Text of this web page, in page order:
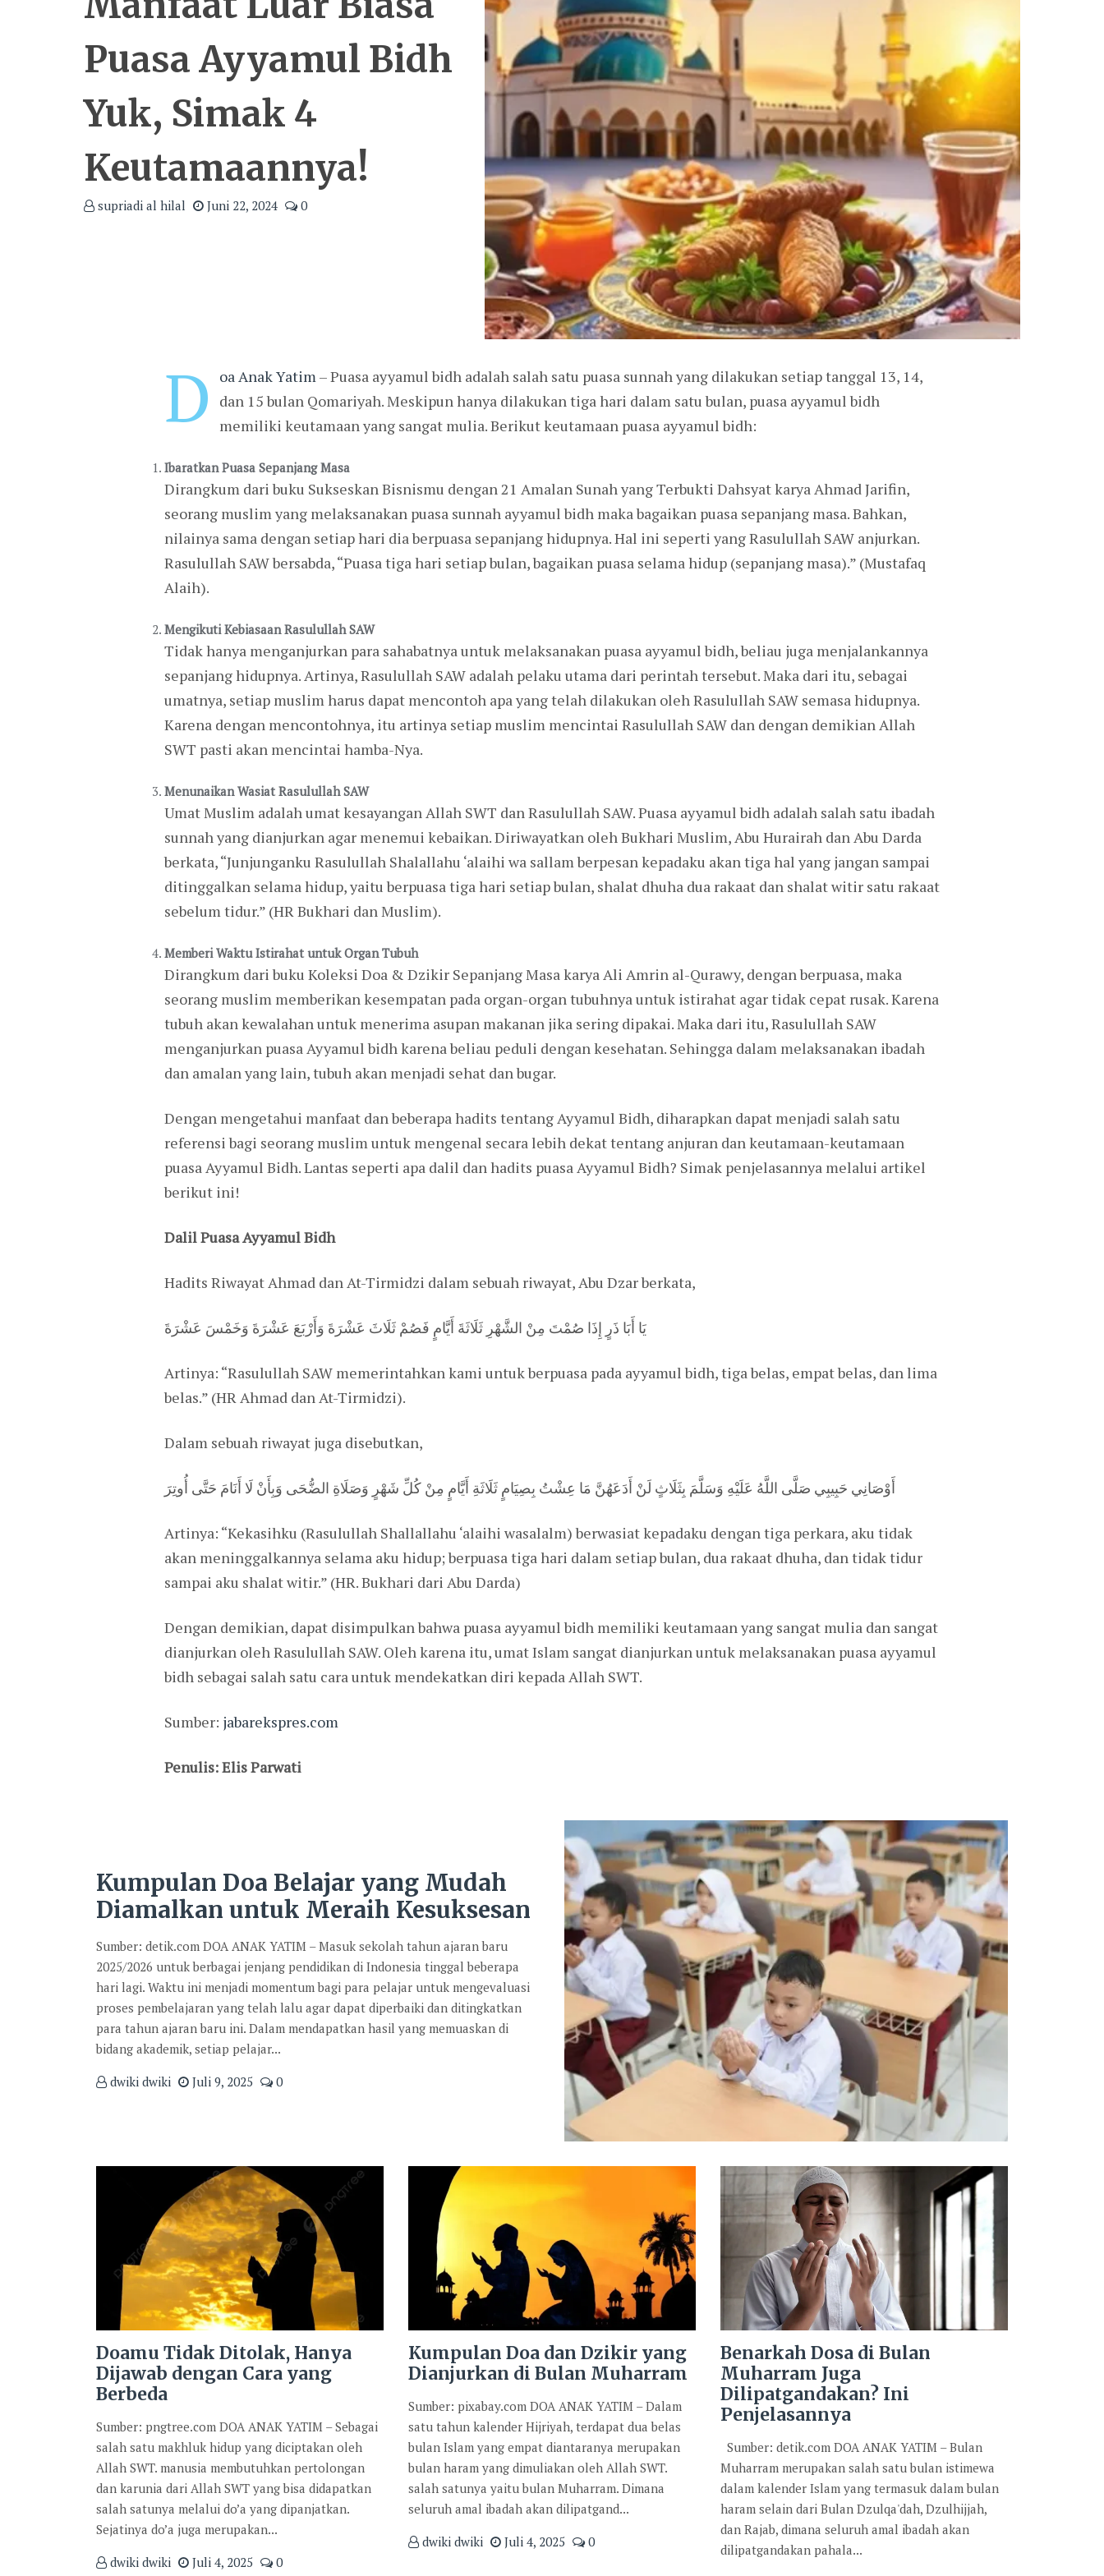
Puasa Ayyamul Bidh
Yuk, Simak 4
Keutamaannya!
supriadi al hilal Juni 22, 2024 0
D oa Anak Yatim – Puasa ayyamul bidh adalah salah satu puasa sunnah yang dilakukan setiap tanggal 13, 14,
dan 15 bulan Qomariyah. Meskipun hanya dilakukan tiga hari dalam satu bulan, puasa ayyamul bidh
memiliki keutamaan yang sangat mulia. Berikut keutamaan puasa ayyamul bidh:
Ibaratkan Puasa Sepanjang Masa
Dirangkum dari buku Sukseskan Bisnismu dengan 21 Amalan Sunah yang Terbukti Dahsyat karya Ahmad Jarifin,
seorang muslim yang melaksanakan puasa sunnah ayyamul bidh maka bagaikan puasa sepanjang masa. Bahkan,
nilainya sama dengan setiap hari dia berpuasa sepanjang hidupnya. Hal ini seperti yang Rasulullah SAW anjurkan.
Rasulullah SAW bersabda, “Puasa tiga hari setiap bulan, bagaikan puasa selama hidup (sepanjang masa).” (Mustafaq
Alaih).
Mengikuti Kebiasaan Rasulullah SAW
Tidak hanya menganjurkan para sahabatnya untuk melaksanakan puasa ayyamul bidh, beliau juga menjalankannya
sepanjang hidupnya. Artinya, Rasulullah SAW adalah pelaku utama dari perintah tersebut. Maka dari itu, sebagai
umatnya, setiap muslim harus dapat mencontoh apa yang telah dilakukan oleh Rasulullah SAW semasa hidupnya.
Karena dengan mencontohnya, itu artinya setiap muslim mencintai Rasulullah SAW dan dengan demikian Allah
SWT pasti akan mencintai hamba-Nya.
Menunaikan Wasiat Rasulullah SAW
Umat Muslim adalah umat kesayangan Allah SWT dan Rasulullah SAW. Puasa ayyamul bidh adalah salah satu ibadah
sunnah yang dianjurkan agar menemui kebaikan. Diriwayatkan oleh Bukhari Muslim, Abu Hurairah dan Abu Darda
berkata, “Junjunganku Rasulullah Shalallahu ‘alaihi wa sallam berpesan kepadaku akan tiga hal yang jangan sampai
ditinggalkan selama hidup, yaitu berpuasa tiga hari setiap bulan, shalat dhuha dua rakaat dan shalat witir satu rakaat
sebelum tidur.” (HR Bukhari dan Muslim).
Memberi Waktu Istirahat untuk Organ Tubuh
Dirangkum dari buku Koleksi Doa & Dzikir Sepanjang Masa karya Ali Amrin al-Qurawy, dengan berpuasa, maka
seorang muslim memberikan kesempatan pada organ-organ tubuhnya untuk istirahat agar tidak cepat rusak. Karena
tubuh akan kewalahan untuk menerima asupan makanan jika sering dipakai. Maka dari itu, Rasulullah SAW
menganjurkan puasa Ayyamul bidh karena beliau peduli dengan kesehatan. Sehingga dalam melaksanakan ibadah
dan amalan yang lain, tubuh akan menjadi sehat dan bugar.
Dengan mengetahui manfaat dan beberapa hadits tentang Ayyamul Bidh, diharapkan dapat menjadi salah satu
referensi bagi seorang muslim untuk mengenal secara lebih dekat tentang anjuran dan keutamaan-keutamaan
puasa Ayyamul Bidh. Lantas seperti apa dalil dan hadits puasa Ayyamul Bidh? Simak penjelasannya melalui artikel
berikut ini!
Dalil Puasa Ayyamul Bidh
Hadits Riwayat Ahmad dan At-Tirmidzi dalam sebuah riwayat, Abu Dzar berkata,
يَا أَبَا ذَرٍ إِذَا صُمْتَ مِنْ الشَّهْرِ ثَلَاثَةَ أَيَّامٍ فَصُمْ ثَلَاثَ عَشْرَةَ وَأَرْبَعَ عَشْرَةَ وَخَمْسَ عَشْرَةَ
Artinya: “Rasulullah SAW memerintahkan kami untuk berpuasa pada ayyamul bidh, tiga belas, empat belas, dan lima
belas.” (HR Ahmad dan At-Tirmidzi).
Dalam sebuah riwayat juga disebutkan,
أَوْصَانِي حَبِيبِي صَلَّى اللَّهُ عَلَيْهِ وَسَلَّمَ بِثَلَاثٍ لَنْ أَدَعَهُنَّ مَا عِشْتُ بِصِيَامٍ ثَلَاثَةِ أَيَّامٍ مِنْ كُلِّ شَهْرٍ وَصَلَاةِ الضُّحَى وَبِأَنْ لَا أَنَامَ حَتَّى أُوتِرَ
Artinya: “Kekasihku (Rasulullah Shallallahu ‘alaihi wasalalm) berwasiat kepadaku dengan tiga perkara, aku tidak
akan meninggalkannya selama aku hidup; berpuasa tiga hari dalam setiap bulan, dua rakaat dhuha, dan tidak tidur
sampai aku shalat witir.” (HR. Bukhari dari Abu Darda)
Dengan demikian, dapat disimpulkan bahwa puasa ayyamul bidh memiliki keutamaan yang sangat mulia dan sangat
dianjurkan oleh Rasulullah SAW. Oleh karena itu, umat Islam sangat dianjurkan untuk melaksanakan puasa ayyamul
bidh sebagai salah satu cara untuk mendekatkan diri kepada Allah SWT.
Sumber: jabarekspres.com
Penulis: Elis Parwati
Kumpulan Doa Belajar yang Mudah
Diamalkan untuk Meraih Kesuksesan
Sumber: detik.com DOA ANAK YATIM – Masuk sekolah tahun ajaran baru
2025/2026 untuk berbagai jenjang pendidikan di Indonesia tinggal beberapa
hari lagi. Waktu ini menjadi momentum bagi para pelajar untuk mengevaluasi
proses pembelajaran yang telah lalu agar dapat diperbaiki dan ditingkatkan
para tahun ajaran baru ini. Dalam mendapatkan hasil yang memuaskan di
bidang akademik, setiap pelajar...
dwiki dwiki
Juli 9, 2025 0
Doamu Tidak Ditolak, Hanya
Dijawab dengan Cara yang
Berbeda
Sumber: pngtree.com DOA ANAK YATIM – Sebagai
salah satu makhluk hidup yang diciptakan oleh
Allah SWT. manusia membutuhkan pertolongan
dan karunia dari Allah SWT yang bisa didapatkan
salah satunya melalui do’a yang dipanjatkan.
Sejatinya do’a juga merupakan...
dwiki dwiki
Juli 4, 2025 0
Kumpulan Doa dan Dzikir yang
Dianjurkan di Bulan Muharram
Sumber: pixabay.com DOA ANAK YATIM – Dalam
satu tahun kalender Hijriyah, terdapat dua belas
bulan Islam yang empat diantaranya merupakan
bulan haram yang dimuliakan oleh Allah SWT.
salah satunya yaitu bulan Muharram. Dimana
seluruh amal ibadah akan dilipatgand...
dwiki dwiki
Juli 4, 2025 0
Benarkah Dosa di Bulan
Muharram Juga
Dilipatgandakan? Ini
Penjelasannya
Sumber: detik.com DOA ANAK YATIM – Bulan
Muharram merupakan salah satu bulan istimewa
dalam kalender Islam yang termasuk dalam bulan
haram selain dari Bulan Dzulqa'dah, Dzulhijjah,
dan Rajab, dimana seluruh amal ibadah akan
dilipatgandakan pahala...